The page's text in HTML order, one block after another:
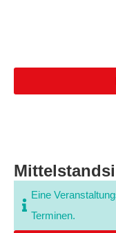
Eine
Terminen.